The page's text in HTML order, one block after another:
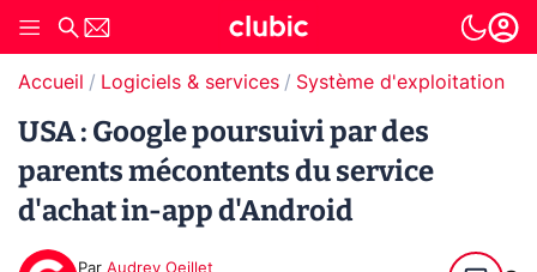
Accueil Logiciels & services Système d'exploitation
USA : Google poursuivi par des
parents mécontents du service
d'achat in-app d'Android